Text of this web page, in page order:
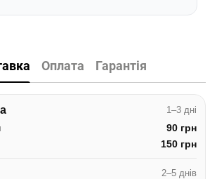
Оплата Гарантія
1–3 дні
90 грн
150 грн
2–5 днів